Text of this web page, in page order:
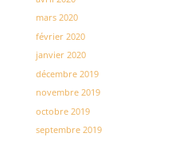
mars 2020
février 2020
janvier 2020
décembre 2019
novembre 2019
octobre 2019
septembre 2019